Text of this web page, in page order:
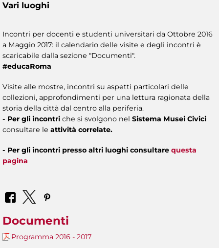
Vari luoghi
Incontri per docenti e studenti universitari da Ottobre 2016
a Maggio 2017: il calendario delle visite e degli incontri è
scaricabile dalla sezione "Documenti".
#educaRoma
Visite alle mostre, incontri su aspetti particolari delle
collezioni, approfondimenti per una lettura ragionata della
storia della città dal centro alla periferia.
- Per gli incontri che si svolgono nel Sistema Musei Civici
consultare le attività correlate.
- Per gli incontri presso altri luoghi consultare questa
pagina
Documenti
Programma 2016 - 2017